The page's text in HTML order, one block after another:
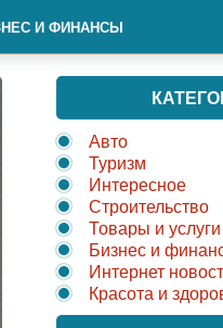
И ФИНАНСЫ
Авто
Туризм
Интересное
Строительство
Товары и услуги
Бизнес и
Интернет
Красота и